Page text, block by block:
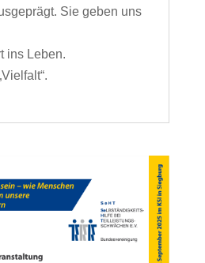
Sie geben uns
ins Leben.